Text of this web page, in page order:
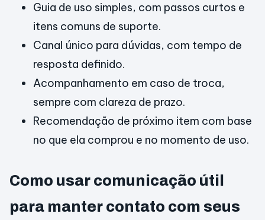
Guia de uso simples, com passos curtos e
itens comuns de suporte.
Canal único para dúvidas, com tempo de
resposta definido.
Acompanhamento em caso de troca,
sempre com clareza de prazo.
Recomendação de próximo item com base
no que ela comprou e no momento de uso.
Como usar comunicação útil
para manter contato com seus